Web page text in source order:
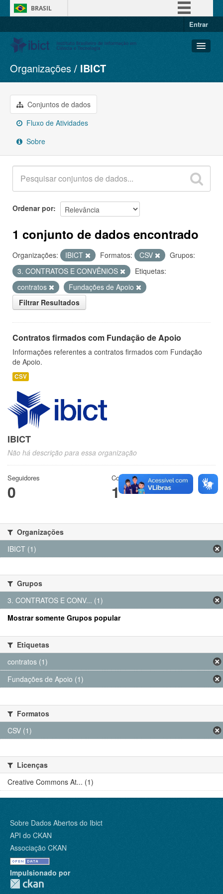
BRASIL
Entrar
Conjuntos de dados
Organizações
Grupos
Sobre
Organizações IBICT
Conjuntos de dados
Fluxo de Atividades
Sobre
Ordenar por
1 conjunto de dados encontrado
Organizações: IBICT Formatos: CSV
Grupos:
3. CONTRATOS E CONVÊNIOS
Etiquetas:
contratos
Fundações de Apoio
Filtrar Resultados
Contratos firmados com Fundação de Apoio
Informações referentes a contratos firmados com Fundação
de Apoio.
CSV
IBICT
Não há descrição para essa organização
Seguidores
0
Conjuntos de dados
1
Organizações
IBICT (1)
Grupos
3. CONTRATOS E CONV... (1)
Mostrar somente Grupos popular
Etiquetas
contratos (1)
Fundações de Apoio (1)
Formatos
CSV (1)
Licenças
Creative Commons At... (1)
Sobre Dados Abertos do Ibict
API do CKAN
Associação CKAN
Impulsionado por